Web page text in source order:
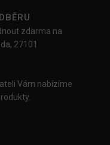
zdarma na
27101
Vám nabízíme